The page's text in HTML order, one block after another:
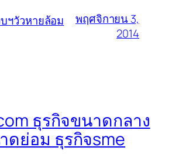
ฯวัวหายล้อม
พฤศจิกายน 3,
2014
ธุรกิจขนาดกลาง
ดย่อม ธุรกิจsme